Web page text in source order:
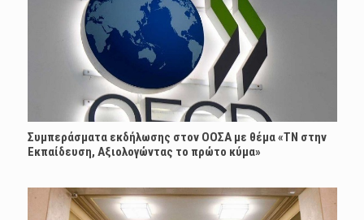
Συμπεράσματα εκδήλωσης στον ΟΟΣΑ με θέμα «ΤΝ στην
Εκπαίδευση, Αξιολογώντας το πρώτο κύμα»